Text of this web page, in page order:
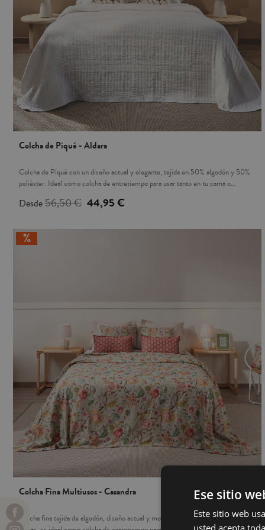
Colcha de Piqué - Aldara
Colcha de Piqué con un diseño actual y elegante, tejida en 50% algodón y 50%
poliéster. Ideal como colcha de entretiempo para usar tanto en tu cama o
colección de cojines. Los cojines a juego se venden por separado, no vienen
Desde56,50 € 44,95 €
Colcha Fina Multiusos - Casandra
Colcha fina tejida de algodón, diseño actual y moderno. Gracias a sus puntas
Ese sitio
Este sitio web
usted acepta